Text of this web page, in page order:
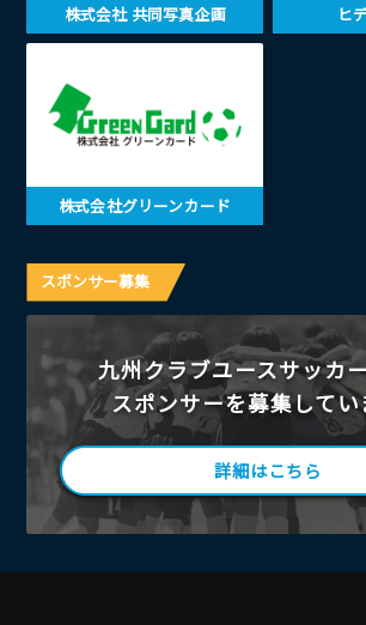
株式会社 共同写真企画 ヒ
株式会社グリーンカード
スポンサー募集
九州クラブユースサッカ
スポンサーを募集してい
詳細はこちら